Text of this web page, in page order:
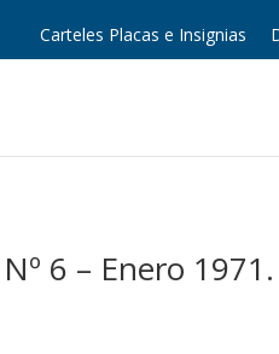
Carteles Placas e Insignias
6 – Enero